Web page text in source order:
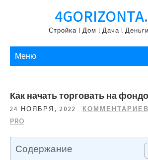
содержимомуСтройка l Дом l Дача l
Меню
Как начать торговать на
24 НОЯБРЯ, 2022
PRO
Содержание